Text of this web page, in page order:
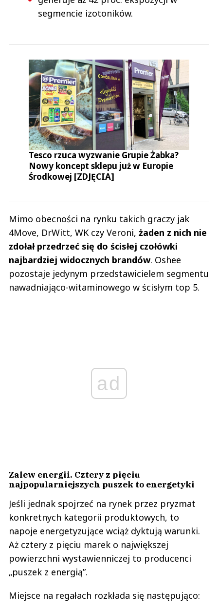
segmencie izotoników.
Tesco rzuca wyzwanie Grupie Żabka?
Nowy koncept sklepu już w Europie
Środkowej [ZDJĘCIA]
Mimo obecności na rynku takich graczy jak
4Move, DrWitt, WK czy Veroni, żaden z nich nie
zdołał przedrzeć się do ścisłej czołówki
najbardziej widocznych brandów. Oshee
pozostaje jedynym przedstawicielem segmentu
nawadniająco-witaminowego w ścisłym top 5.
ad
Zalew energii. Cztery z pięciu
najpopularniejszych puszek to energetyki
Jeśli jednak spojrzeć na rynek przez pryzmat
konkretnych kategorii produktowych, to
napoje energetyzujące wciąż dyktują warunki.
Aż cztery z pięciu marek o największej
powierzchni wystawienniczej to producenci
„puszek z energią”.
Miejsce na regałach rozkłada się następująco: